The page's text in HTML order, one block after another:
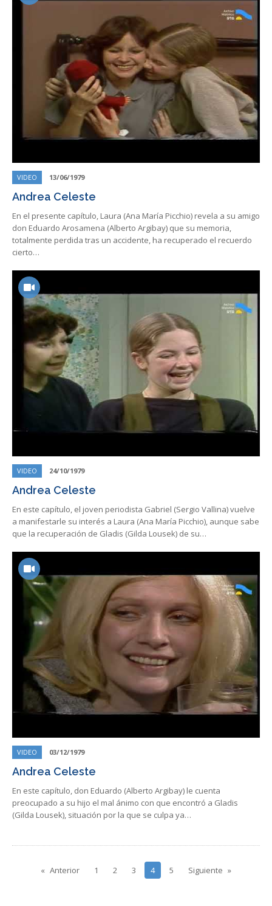
VIDEO 13/06/1979
Andrea Celeste
En el presente capítulo, Laura (Ana María Picchio) revela a su amigo
don Eduardo Arosamena (Alberto Argibay) que su memoria,
totalmente perdida tras un accidente, ha recuperado el recuerdo
cierto…
VIDEO 24/10/1979
Andrea Celeste
En este capítulo, el joven periodista Gabriel (Sergio Vallina) vuelve
a manifestarle su interés a Laura (Ana María Picchio), aunque sabe
que la recuperación de Gladis (Gilda Lousek) de su…
VIDEO 03/12/1979
Andrea Celeste
En este capítulo, don Eduardo (Alberto Argibay) le cuenta
preocupado a su hijo el mal ánimo con que encontró a Gladis
(Gilda Lousek), situación por la que se culpa ya…
Anterior 1 2 3 4 5 Siguiente